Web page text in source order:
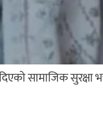
सामाजिक सुरक्षा